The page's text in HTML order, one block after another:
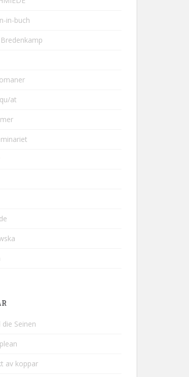
in-buch
at
Seinen
av koppar